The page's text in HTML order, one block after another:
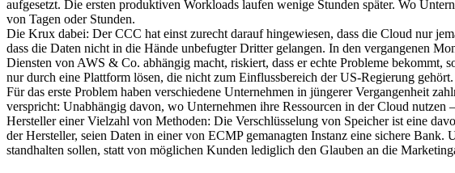
aufgesetzt. Die ersten produktiven Workloads laufen wenige Stunden später. Wo
von Tagen oder Stunden.
Die Krux dabei: Der CCC hat einst zurecht darauf hingewiesen, dass die Cloud nur
dass die Daten nicht in die Hände unbefugter Dritter gelangen. In den vergangenen
Diensten von AWS & Co. abhängig macht, riskiert, dass er echte Probleme
nur durch eine Plattform lösen, die nicht zum Einflussbereich der US-Regierung gehört.
Für das erste Problem haben verschiedene Unternehmen in jüngerer Vergangenheit
verspricht: Unabhängig davon, wo Unternehmen ihre Ressourcen in der Cloud
Hersteller einer Vielzahl von Methoden: Die Verschlüsselung von Speicher ist eine
der Hersteller, seien Daten in einer von ECMP gemanagten Instanz eine sichere
standhalten sollen, statt von möglichen Kunden lediglich den Glauben an die